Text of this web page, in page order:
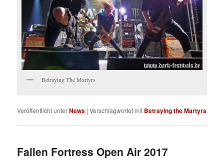
Betraying The Martyrs
Veröffentlicht unterNews |Verschlagwortet mit Betraying the Martyrs
Fallen Fortress Open Air 2017